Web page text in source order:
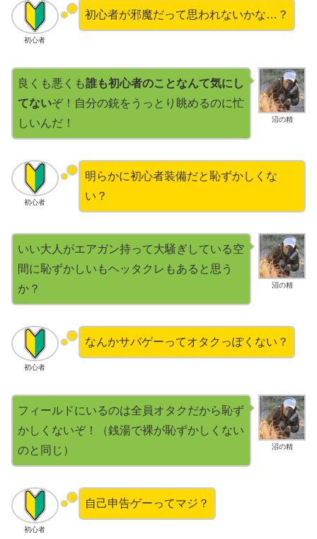
初心者
初心者が邪魔だって思われないかな…？
沼の精
良くも悪くも誰も初心者のことなんて気にし
てないぞ！自分の銃をうっとり眺めるのに忙
しいんだ！
初心者
明らかに初心者装備だと恥ずかしくな
い？
沼の精
いい大人がエアガン持って大騒ぎしている空
間に恥ずかしいもヘッタクレもあると思う
か？
初心者
なんかサバゲーってオタクっぽくない？
沼の精
フィールドにいるのは全員オタクだから恥ず
かしくないぞ！（銭湯で裸が恥ずかしくない
のと同じ）
初心者
自己申告ゲーってマジ？